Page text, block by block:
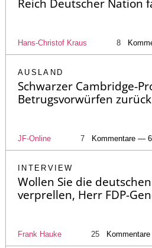
Reich Deutscher Nation
Hans-Christof Kraus 8
AUSLAND
Schwarzer Cambridge-
Betrugsvorwürfen zurück
JF-Online 7 Kommentare —
INTERVIEW
Wollen Sie die
verprellen, Herr FDP-
Frank Hauke 25